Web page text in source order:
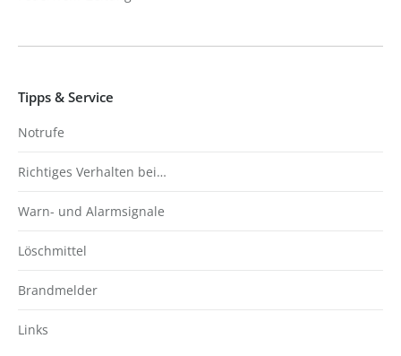
Tipps & Service
Notrufe
Richtiges Verhalten bei…
Warn- und Alarmsignale
Löschmittel
Brandmelder
Links